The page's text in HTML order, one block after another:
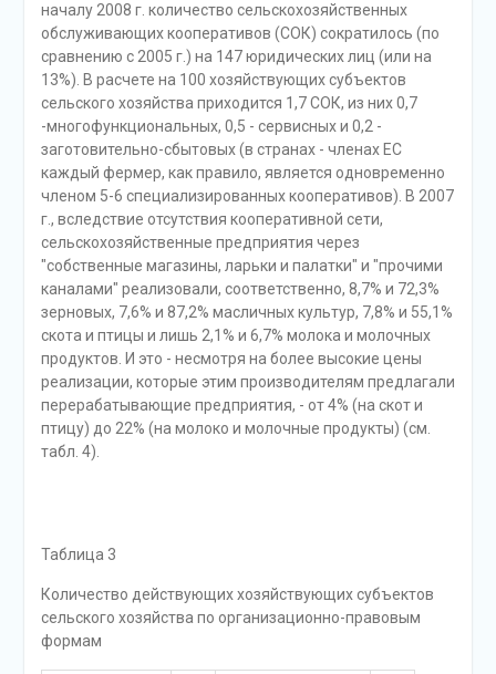
началу 2008 г. количество сельскохозяйственных
обслуживающих кооперативов (СОК) сократилось (по
сравнению с 2005 г.) на 147 юридических лиц (или на
13%). В расчете на 100 хозяйствующих субъектов
сельского хозяйства приходится 1,7 СОК, из них 0,7
-многофункциональных, 0,5 - сервисных и 0,2 -
заготовительно-сбытовых (в странах - членах ЕС
каждый фермер, как правило, является одновременно
членом 5-6 специализированных кооперативов). В 2007
г., вследствие отсутствия кооперативной сети,
сельскохозяйственные предприятия через
"собственные магазины, ларьки и палатки" и "прочими
каналами" реализовали, соответственно, 8,7% и 72,3%
зерновых, 7,6% и 87,2% масличных культур, 7,8% и 55,1%
скота и птицы и лишь 2,1% и 6,7% молока и молочных
продуктов. И это - несмотря на более высокие цены
реализации, которые этим производителям предлагали
перерабатывающие предприятия, - от 4% (на скот и
птицу) до 22% (на молоко и молочные продукты) (см.
табл. 4).
Таблица 3
Количество действующих хозяйствующих субъектов
сельского хозяйства по организационно-правовым
формам